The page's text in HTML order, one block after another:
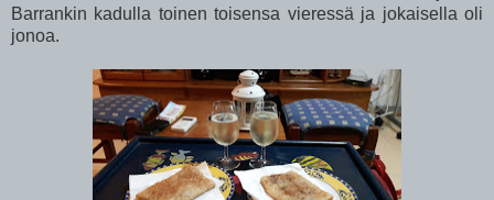
Barrankin kadulla toinen toisensa vieressä ja jokaisella oli
jonoa.